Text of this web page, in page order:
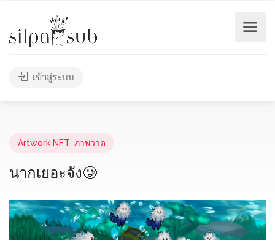
เข้าสู่ระบบ
Artwork NFT ภาพวาด
นากเยอะจัง🥲